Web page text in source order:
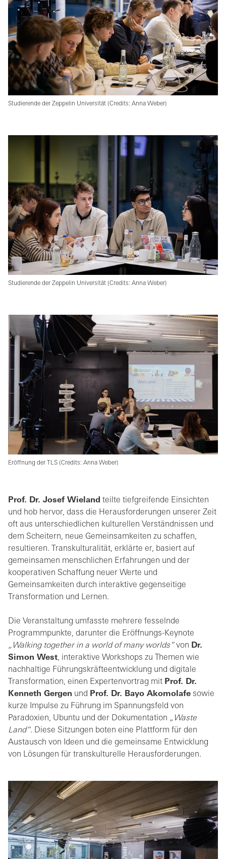
Studierende der Zeppelin Universität (Credits: Anna Weber)
Studierende der Zeppelin Universität (Credits: Anna Weber)
Eröffnung der TLS (Credits: Anna Weber)
Prof. Dr. Josef Wieland teilte tiefgreifende Einsichten
und hob hervor, dass die Herausforderungen unserer Zeit
oft aus unterschiedlichen kulturellen Verständnissen und
dem Scheitern, neue Gemeinsamkeiten zu schaffen,
resultieren. Transkulturalität, erklärte er, basiert auf
gemeinsamen menschlichen Erfahrungen und der
kooperativen Schaffung neuer Werte und
Gemeinsamkeiten durch interaktive gegenseitige
Transformation und Lernen.
Die Veranstaltung umfasste mehrere fesselnde
Programmpunkte, darunter die Eröffnungs-Keynote
„ Walking together in a world of many worlds“von Dr.
Simon West, interaktive Workshops zu Themen wie
nachhaltige Führungskräfteentwicklung und digitale
Transformation, einen Expertenvortrag mit Prof. Dr.
Kenneth Gergen und Prof. Dr. Bayo Akomolafe sowie
kurze Impulse zu Führung im Spannungsfeld von
Paradoxien, Ubuntu und der Dokumentation „Waste
Land“. Diese Sitzungen boten eine Plattform für den
Austausch von Ideen und die gemeinsame Entwicklung
von Lösungen für transkulturelle Herausforderungen.